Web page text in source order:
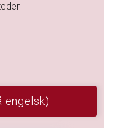
engelsk)